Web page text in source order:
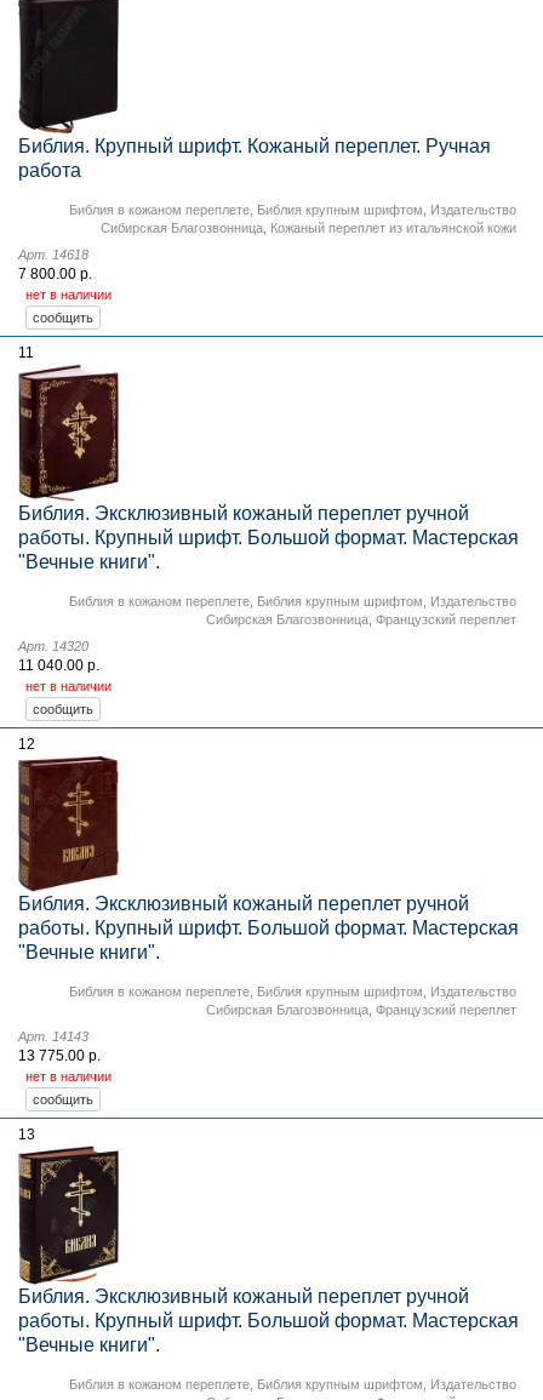
Библия. Крупный шрифт. Кожаный переплет. Ручная
работа
Библия в кожаном переплете Библия крупным шрифтом
Издательство
Сибирская Благозвонница Кожаный переплет из итальянской кожи
Арт. 14618
7 800.00 р.
нет в наличии
11
Библия. Эксклюзивный кожаный переплет ручной
работы. Крупный шрифт. Большой формат. Мастерская
"Вечные книги".
Библия в кожаном переплете Библия крупным шрифтом
Издательство
Сибирская Благозвонница Французский переплет
Арт. 14320
11 040.00 р.
нет в наличии
12
Библия. Эксклюзивный кожаный переплет ручной
работы. Крупный шрифт. Большой формат. Мастерская
"Вечные книги".
Библия в кожаном переплете Библия крупным шрифтом
Издательство
Сибирская Благозвонница Французский переплет
Арт. 14143
13 775.00 р.
нет в наличии
13
Библия. Эксклюзивный кожаный переплет ручной
работы. Крупный шрифт. Большой формат. Мастерская
"Вечные книги".
Библия в кожаном переплете Библия крупным шрифтом
Издательство